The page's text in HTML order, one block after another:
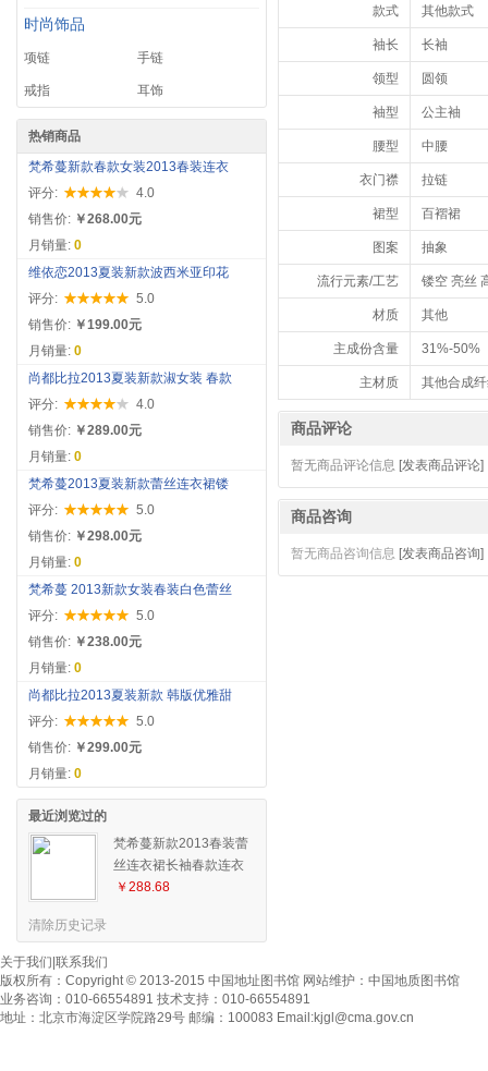
时尚饰品
项链 手链
戒指 耳饰
热销商品
梵希蔓新款春款女装2013春装连衣
评分:
4.0
销售价: ￥268.00元
月销量: 0
维依恋2013夏装新款波西米亚印花
评分:
5.0
销售价: ￥199.00元
月销量: 0
尚都比拉2013夏装新款淑女装 春款
评分:
4.0
销售价: ￥289.00元
月销量: 0
梵希蔓2013夏装新款蕾丝连衣裙镂
评分:
5.0
销售价: ￥298.00元
月销量: 0
梵希蔓 2013新款女装春装白色蕾丝
评分:
5.0
销售价: ￥238.00元
月销量: 0
尚都比拉2013夏装新款 韩版优雅甜
评分:
5.0
销售价: ￥299.00元
月销量: 0
最近浏览过的
梵希蔓新款2013春装蕾
丝连衣裙长袖春款连衣
裙雪纺蕾丝雪纺裙长裙
￥288.68
清除历史记录
款式 其他款式
袖长 长袖
领型 圆领
袖型 公主袖
腰型 中腰
衣门襟 拉链
裙型 百褶裙
图案 抽象
流行元素/工艺 镂空 亮丝
材质 其他
主成份含量 31%-50%
主材质 其他合成
商品评论
暂无商品评论信息 [发表商品评论]
商品咨询
暂无商品咨询信息 [发表商品咨询]
关于我们 联系我们
版权所有： Copyright © 2013-2015 中国地址图书馆 网站维护： 中国地质图书馆
业务咨询：010-66554891 技术支持：010-66554891
地址：北京市海淀区学院路29号 邮编：100083 Email:kjgl@cma.gov.cn